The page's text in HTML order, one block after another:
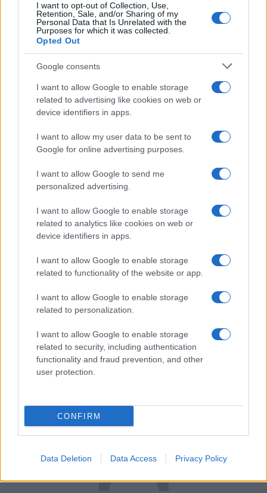
I want to opt-out of Collection, Use,
Retention, Sale, and/or Sharing of my
Personal Data that Is Unrelated with the
Purposes for which it was collected.
Opted Out
Google consents
I want to allow Google to enable storage
related to advertising like cookies on web or
device identifiers in apps.
I want to allow my user data to be sent to
Google for online advertising purposes.
I want to allow Google to send me
personalized advertising.
I want to allow Google to enable storage
related to analytics like cookies on web or
device identifiers in apps.
I want to allow Google to enable storage
related to functionality of the website or app.
I want to allow Google to enable storage
related to personalization.
I want to allow Google to enable storage
related to security, including authentication
functionality and fraud prevention, and other
user protection.
CONFIRM
Data Deletion Data Access Privacy Policy
dj sava masina dj sava
Articol anterior
Trupa One a lansat o nouă
melodie, „Till the end of time“
Următorul articol
Giulia: „Mi-aș dori foarte mult
ca la un moment dat să